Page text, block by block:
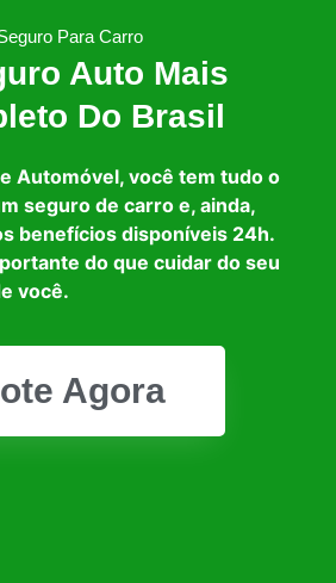
Para Carro
Auto Mais
Do Brasil
Automóvel, você tem tudo o
seguro de carro e, ainda,
benefícios disponíveis 24h.
do que cuidar do seu
você.
Agora